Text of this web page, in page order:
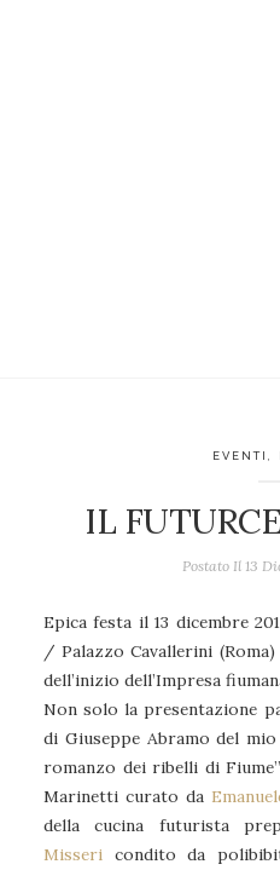
EVENTI
IL
Postato Il 13
Epica festa il 13 dicembre
/ Palazzo Cavallerini
dell’inizio dell’Impresa
Non solo la presentazione
di Giuseppe Abramo del
romanzo dei ribelli di
Marinetti curato da
della cucina futurista
Misseri condito da